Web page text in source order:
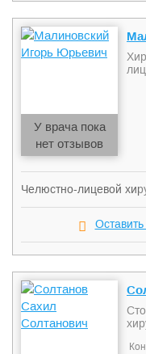
У врача пока
нет отзывов
Челюстно-лицевой
области:
имплантации зубов с
остеопластики,
Применяет метод
нагрузкой более 6
различными
Оставить